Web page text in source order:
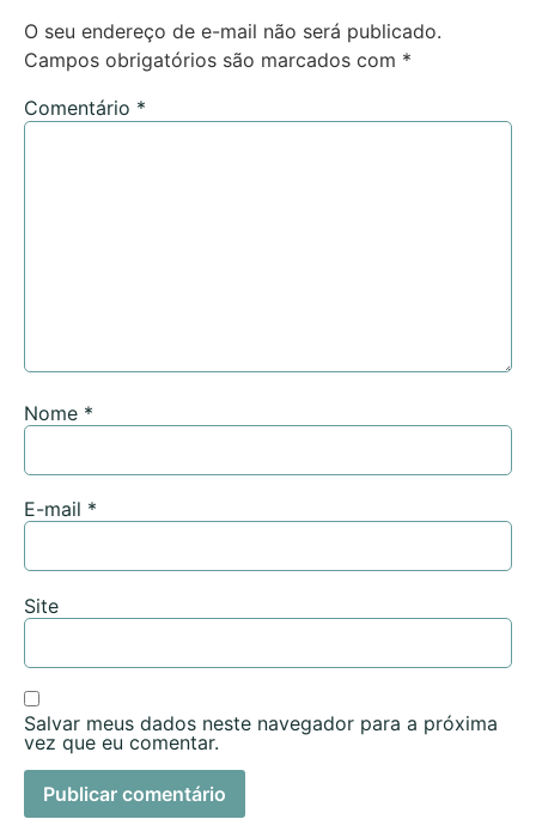
O seu endereço de e-mail não será publicado.
Campos obrigatórios são marcados com *
Comentário *
Nome *
E-mail *
Site
Salvar meus dados neste navegador para a próxima
vez que eu comentar.